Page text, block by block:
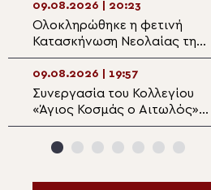
Κωνσταντίου Σχολής
Καλαμπάκας
09.08.2026 | 20:23
Ολοκληρώθηκε η φετινή
Κατασκήνωση Νεολαίας της
Μητρόπολης Άκκρας : «Ο
Γάμος ως Ορθόδοξο
Μυστήριο»
09.08.2026 | 19:57
Συνεργασία του Κολλεγίου
«Άγιος Κοσμάς ο Αιτωλός»
με το Πρόγραμμα Ελληνικών
Σπουδών του Πανεπιστημίου